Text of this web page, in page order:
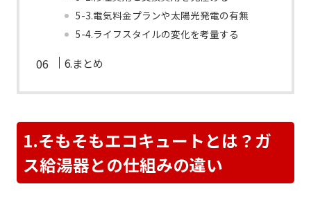
5-3.電気料金プランや太陽光発電の有無
5-4.ライフスタイルの変化を考量する
6.まとめ
1.そもそもエコキュートとは？ガ
ス給湯器との仕組みの違い